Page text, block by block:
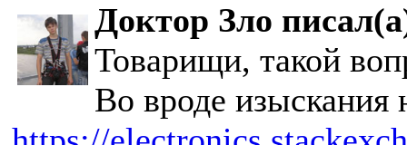
Доктор Зло
Товарищи, такой
Во вроде изыскания